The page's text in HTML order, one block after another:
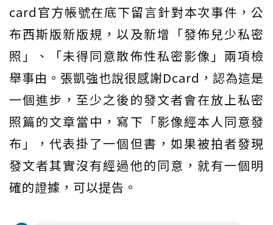
card官方帳號在底下留言針對本次事件，公
布西斯版新版規，以及新增「發佈兒少私密
照」、「未得同意散佈性私密影像」兩項檢
舉事由。張凱強也說很感謝Dcard，認為這是
一個進步，至少之後的發文者會在放上私密
照篇的文章當中，寫下「影像經本人同意發
布」，代表掛了一個但書，如果被拍者發現
發文者其實沒有經過他的同意，就有一個明
確的證據，可以提告。